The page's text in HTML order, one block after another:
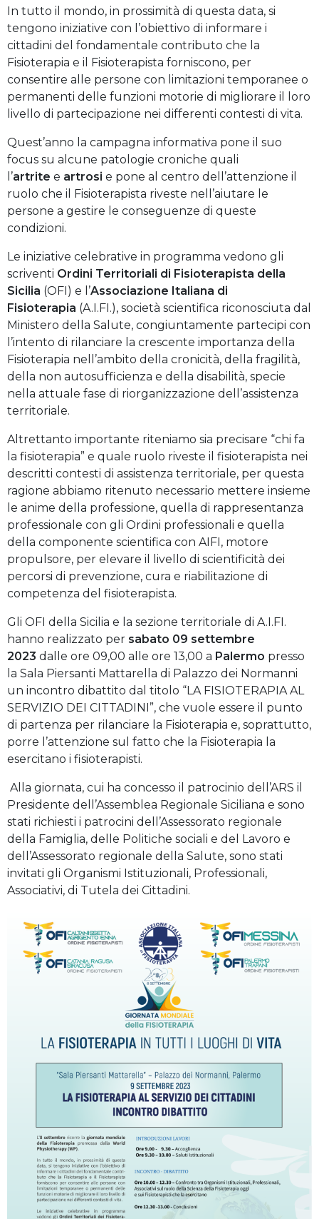
In tutto il mondo, in prossimità di questa data, si
tengono iniziative con l’obiettivo di informare i
cittadini del fondamentale contributo che la
Fisioterapia e il Fisioterapista forniscono, per
consentire alle persone con limitazioni temporanee o
permanenti delle funzioni motorie di migliorare il loro
livello di partecipazione nei differenti contesti di vita.
Quest’anno la campagna informativa pone il suo
focus su alcune patologie croniche quali
l’artrite e artrosi e pone al centro dell’attenzione il
ruolo che il Fisioterapista riveste nell’aiutare le
persone a gestire le conseguenze di queste
condizioni.
Le iniziative celebrative in programma vedono gli
scriventi Ordini Territoriali di Fisioterapista della
Sicilia (OFI) e l’Associazione Italiana di
Fisioterapia (A.I.FI.), società scientifica riconosciuta dal
Ministero della Salute, congiuntamente partecipi con
l’intento di rilanciare la crescente importanza della
Fisioterapia nell’ambito della cronicità, della fragilità,
della non autosufficienza e della disabilità, specie
nella attuale fase di riorganizzazione dell’assistenza
territoriale.
Altrettanto importante riteniamo sia precisare “chi fa
la fisioterapia” e quale ruolo riveste il fisioterapista nei
descritti contesti di assistenza territoriale, per questa
ragione abbiamo ritenuto necessario mettere insieme
le anime della professione, quella di rappresentanza
professionale con gli Ordini professionali e quella
della componente scientifica con AIFI, motore
propulsore, per elevare il livello di scientificità dei
percorsi di prevenzione, cura e riabilitazione di
competenza del fisioterapista.
Gli OFI della Sicilia e la sezione territoriale di A.I.FI.
hanno realizzato per sabato 09 settembre
2023 dalle ore 09,00 alle ore 13,00 a Palermo presso
la Sala Piersanti Mattarella di Palazzo dei Normanni
un incontro dibattito dal titolo “LA FISIOTERAPIA AL
SERVIZIO DEI CITTADINI”, che vuole essere il punto
di partenza per rilanciare la Fisioterapia e, soprattutto,
porre l’attenzione sul fatto che la Fisioterapia la
esercitano i fisioterapisti.
Alla giornata, cui ha concesso il patrocinio dell’ARS il
Presidente dell’Assemblea Regionale Siciliana e sono
stati richiesti i patrocini dell’Assessorato regionale
della Famiglia, delle Politiche sociali e del Lavoro e
dell’Assessorato regionale della Salute, sono stati
invitati gli Organismi Istituzionali, Professionali,
Associativi, di Tutela dei Cittadini.